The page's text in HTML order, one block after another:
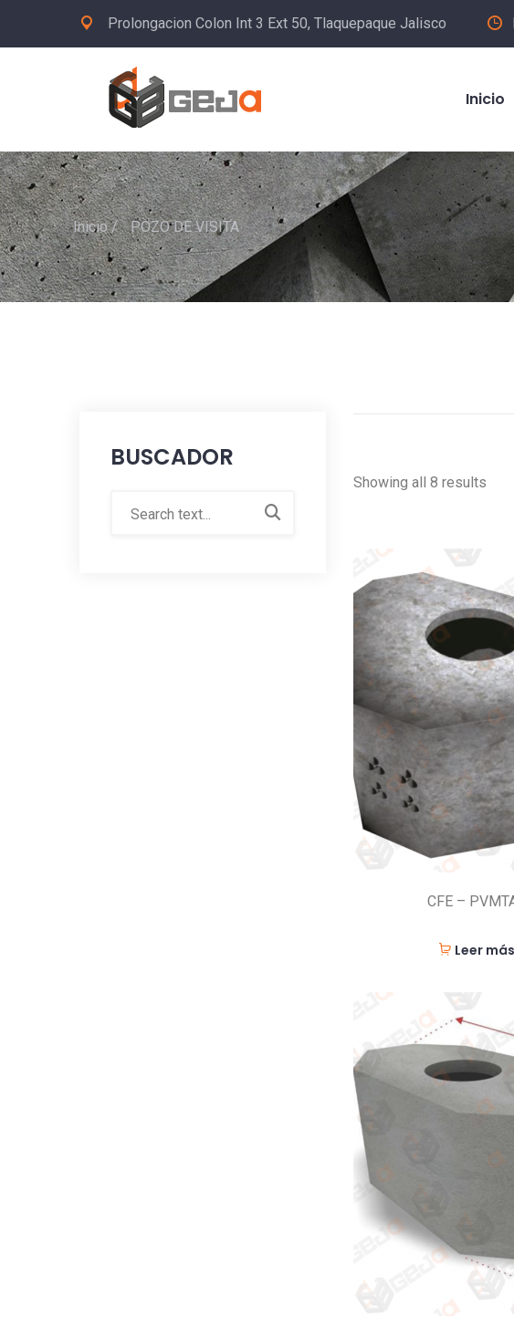
Prolongacion Colon Int 3 Ext 50, Tlaquepaque Jalisco
Inicio
Inicio/ POZO DE VISITA
BUSCADOR
Showing all 8 results
CFE –
Leer más